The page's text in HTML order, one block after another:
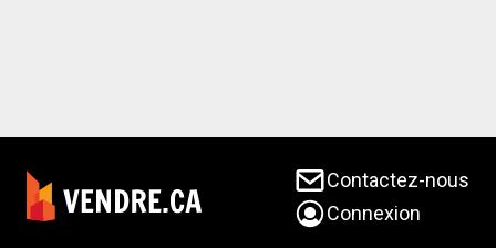
Contactez-nous
Connexion